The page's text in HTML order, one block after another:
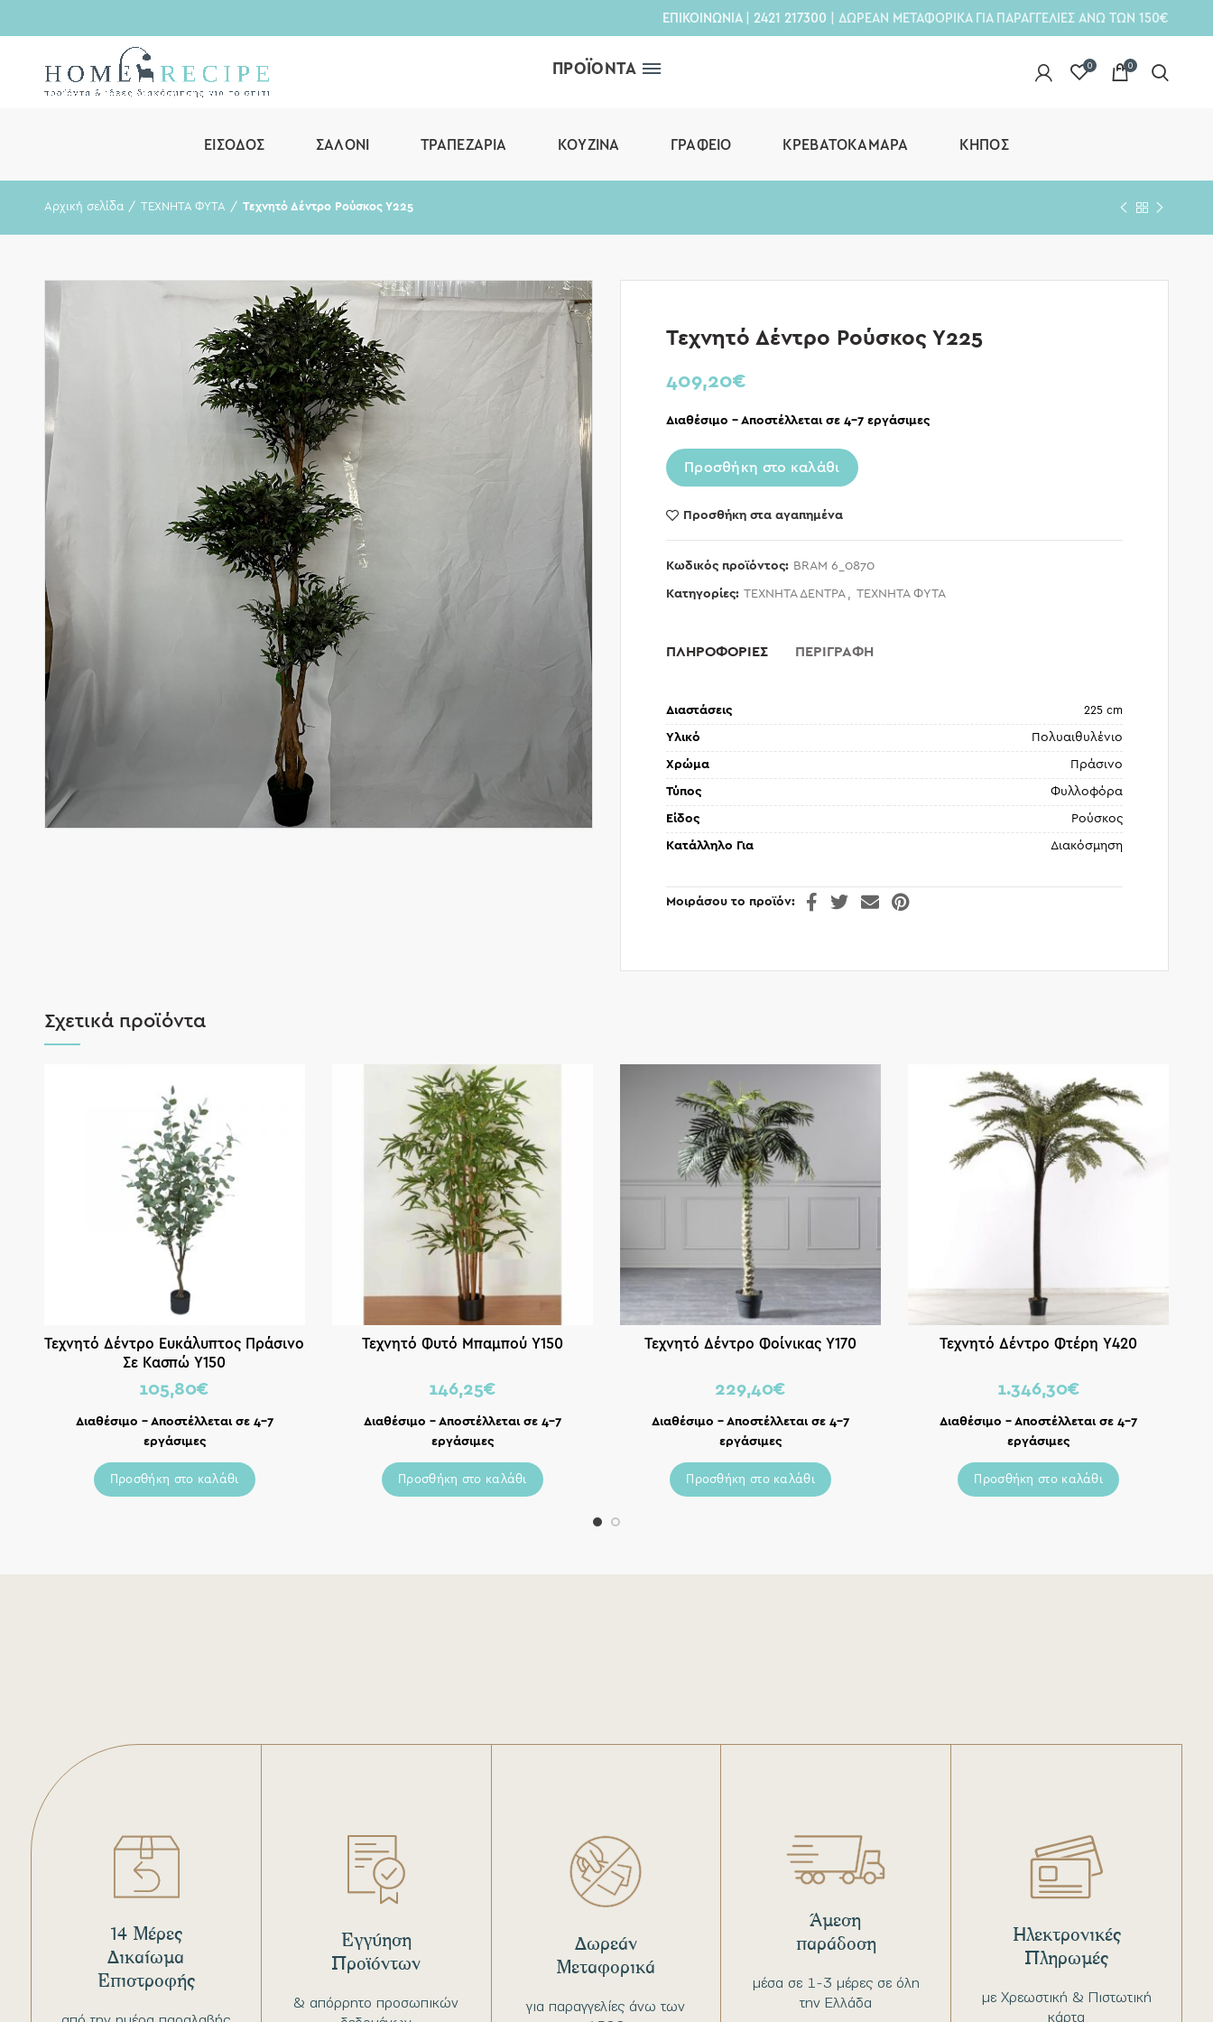
ΕΠΙΚΟΙΝΩΝΙΑ| 2421 217300 | ΔΩΡΕΑΝ ΜΕΤΑΦΟΡΙΚΑ ΓΙΑ ΠΑΡΑΓΓΕΛΙΕΣ ΑΝΩ ΤΩΝ 150€
ΠΡΟΪΟΝΤΑ 0 0
ΕΊΣΟΔΟΣ ΣΑΛΌΝΙ ΤΡΑΠΕΖΑΡΊΑ ΚΟΥΖΊΝΑ ΓΡΑΦΕΊΟ ΚΡΕΒΑΤΟΚΆΜΑΡΑ ΚΉΠΟΣ
Αρχική σελίδα ΤΕΧΝΗΤΑ ΦΥΤΑ Τεχνητό Δέντρο Ρούσκος Υ225
Τεχνητό Δέντρο Ρούσκος Υ225
409,20€
Διαθέσιμο – Αποστέλλεται σε 4-7 εργάσιμες
Προσθήκη στο καλάθι
Προσθήκη στα αγαπημένα
Κωδικός προϊόντος: BRAM 6_0870
Κατηγορίες: ΤΕΧΝΗΤΑ ΔΕΝΤΡΑ , ΤΕΧΝΗΤΑ ΦΥΤΑ
ΠΛΗΡΟΦΟΡΙΕΣ ΠΕΡΙΓΡΑΦΉ
Διαστάσεις 225 cm
Υλικό Πολυαιθυλένιο
Χρώμα Πράσινο
Τύπος Φυλλοφόρα
Είδος Ρούσκος
Κατάλληλο Για Διακόσμηση
Μοιράσου το προϊόν
Σχετικά προϊόντα
Τεχνητό Δέντρο Ευκάλυπτος Πράσινο
Σε Κασπώ Y150
105,80€
Διαθέσιμο – Αποστέλλεται σε 4-7
εργάσιμες
Προσθήκη στο καλάθι
Τεχνητό Φυτό Μπαμπού Υ150
146,25€
Διαθέσιμο – Αποστέλλεται σε 4-7
εργάσιμες
Προσθήκη στο καλάθι
Τεχνητό Δέντρο Φοίνικας Υ170
229,40€
Διαθέσιμο – Αποστέλλεται σε 4-7
εργάσιμες
Προσθήκη στο καλάθι
Τεχνητό Δέντρο Φτέρη Υ420
1.346,30€
Διαθέσιμο – Αποστέλλεται σε 4-7
εργάσιμες
Προσθήκη στο καλάθι
14 Μέρες
Δικαίωμα
Επιστροφής
& απόρρητο προσωπικών
Εγγύηση
Προϊόντων
για παραγγελίες άνω των
Δωρεάν
Μεταφορικά
μέσα σε 1-3 μέρες σε όλη
την Ελλάδα
Άμεση
παράδοση
με Χρεωστική & Πιστωτική
κάρτα
Ηλεκτρονικές
Πληρωμές